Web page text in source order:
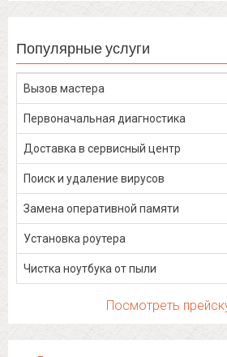
Популярные услуги
Вызов мастера
Первоначальная диагностика
Доставка в сервисный центр
Поиск и удаление вирусов
Замена оперативной памяти
Установка роутера
Чистка ноутбука от пыли
Посмотреть